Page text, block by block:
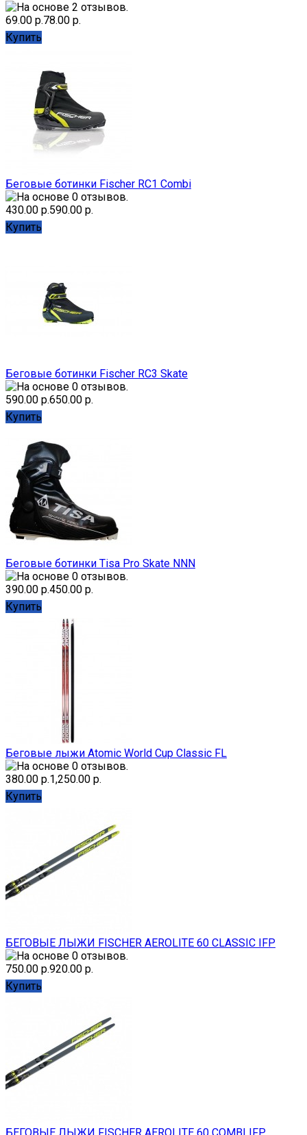
69.00 р.78.00 р.
Купить
Беговые ботинки Fischer RC1 Combi
430.00 р.590.00 р.
Купить
Беговые ботинки Fischer RC3 Skate
590.00 р.650.00 р.
Купить
Беговые ботинки Tisa Pro Skate NNN
390.00 р.450.00 р.
Купить
Беговые лыжи Atomic World Cup Classic FL
380.00 р.1,250.00 р.
Купить
БЕГОВЫЕ ЛЫЖИ FISCHER AEROLITE 60 CLASSIC IFP
750.00 р.920.00 р.
Купить